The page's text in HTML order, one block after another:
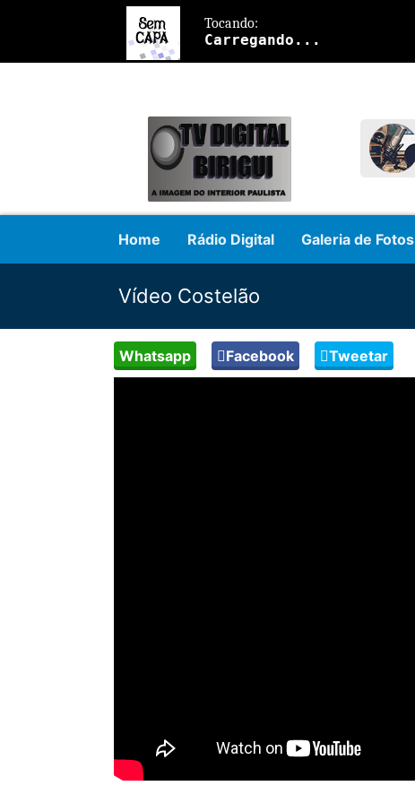
Home Rádio Digital Galeria de Fotos
Vídeo Costelão
Whatsapp Facebook Tweetar